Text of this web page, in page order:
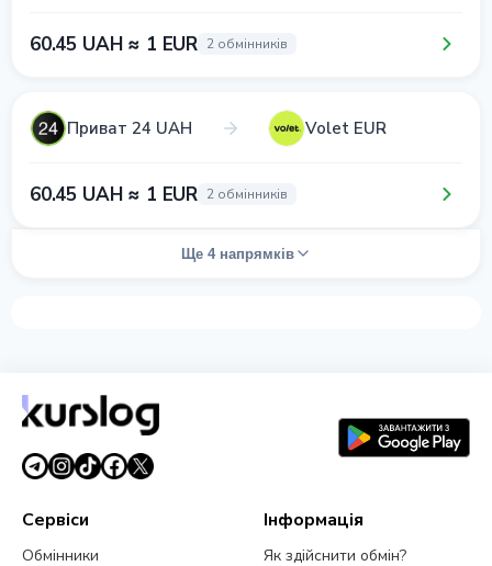
60.45 UAH ≈ 1 EUR 2 обмінників
Приват 24 UAH Volet EUR
60.45 UAH ≈ 1 EUR 2 обмінників
Ще 4 напрямків
Сервіси
Обмінники
Інформація
Як здійснити обмін?